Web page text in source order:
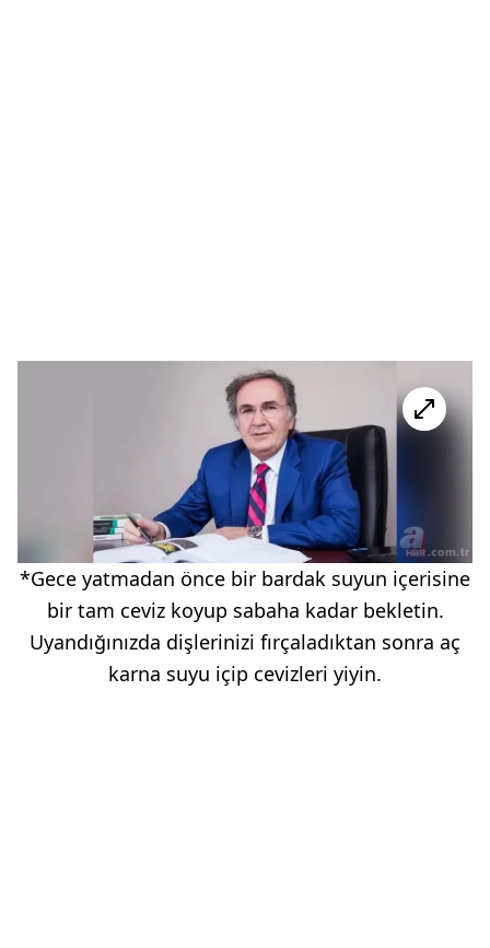
*Gece yatmadan önce bir bardak suyun içerisine
bir tam ceviz koyup sabaha kadar bekletin.
Uyandığınızda dişlerinizi fırçaladıktan sonra aç
karna suyu içip cevizleri yiyin.